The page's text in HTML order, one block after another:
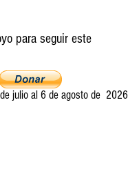
para seguir este
julio al 6 de agosto de 2026